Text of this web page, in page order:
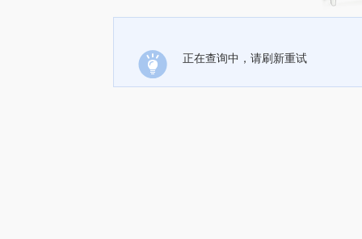
正在查询中，请刷新重试